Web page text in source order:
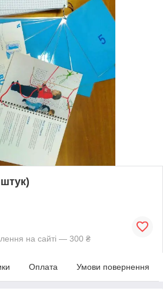
на сайті — 300 ₴
Оплата Умови повернення